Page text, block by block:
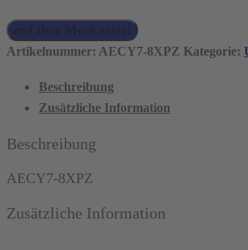
auf den Merkzettel
Artikelnummer: AECY7-8XPZ Kategorie:
Beschreibung
Zusätzliche Information
Beschreibung
AECY7-8XPZ
Zusätzliche Information